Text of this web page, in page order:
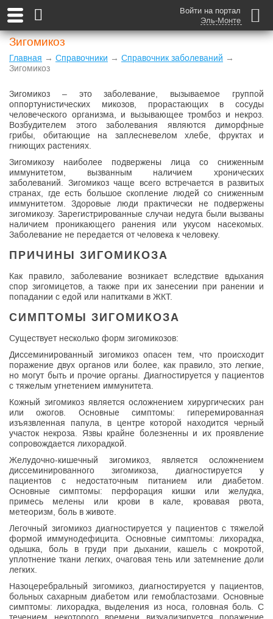
Войти на портал
Эль-Монте
Зигомикоз
Главная → Справочники → Справочник заболеваний →
Зигомикоз
Зигомикоз – это заболевание, вызываемое группой
оппортунистических микозов, прорастающих в сосуды
человеческого организма, и вызывающее тромбоз и некроз.
Возбудителем этого заболевания являются диморфные
грибы, обитающие на заплесневелом хлебе, фруктах и
гниющих растениях.
Зигомикозу наиболее подвержены лица со сниженным
иммунитетом, вызванным наличием хронических
заболеваний. Зигомикоз чаще всего встречается в развитых
странах, где есть большое скопление людей со сниженным
иммунитетом. Здоровые люди практически не подвержены
зигомикозу. Зарегистрированные случаи недуга были вызваны
наличием проникающего ранения или укусом насекомых.
Заболевание не передается от человека к человеку.
ПРИЧИНЫ ЗИГОМИКОЗА
Как правило, заболевание возникает вследствие вдыхания
спор зигомицетов, а также при их занесении при ранении и
попадании с едой или напитками в ЖКТ.
СИМПТОМЫ ЗИГОМИКОЗА
Существует несколько форм зигомикозов:
Диссеминированный зигомикоз опасен тем, что происходит
поражение двух органов или более, как правило, это легкие,
но могут быть и прочие органы. Диагностируется у пациентов
с тяжелым угнетением иммунитета.
Кожный зигомикоз является осложнением хирургических ран
или ожогов. Основные симптомы: гиперемированная
изъязвленная папула, в центре которой находится черный
участок некроза. Язвы крайне болезненны и их проявление
сопровождается лихорадкой.
Желудочно-кишечный зигомикоз, является осложнением
диссеминированного зигомикоза, диагностируется у
пациентов с недостаточным питанием или диабетом.
Основные симптомы: перфорация кишки или желудка,
примесь мелены или крови в кале, кровавая рвота,
метеоризм, боль в животе.
Легочный зигомикоз диагностируется у пациентов с тяжелой
формой иммунодефицита. Основные симптомы: лихорадка,
одышка, боль в груди при дыхании, кашель с мокротой,
уплотнение ткани легких, очаговая тень или затемнение доли
легких.
Назоцеребральный зигомикоз, диагностируется у пациентов,
больных сахарным диабетом или гемобластозами. Основные
симптомы: лихорадка, выделения из носа, головная боль. С